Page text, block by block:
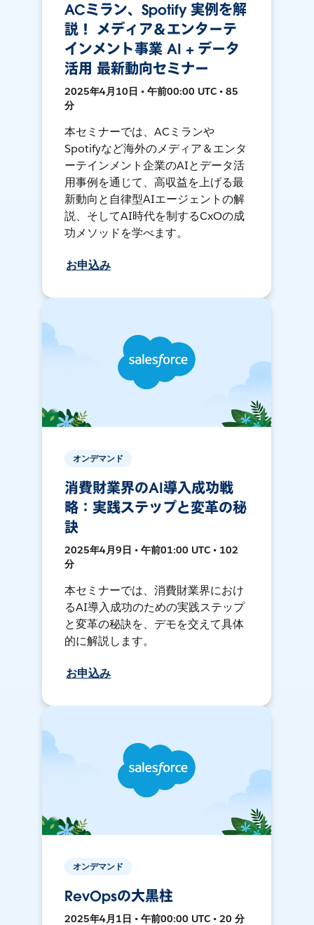
ACミラン、Spotify 実例を解
説！ メディア＆エンターテ
インメント事業 AI + データ
活用 最新動向セミナー
2025年4月10日 • 午前00:00 UTC • 85
分
本セミナーでは、ACミランや
Spotifyなど海外のメディア＆エンタ
ーテインメント企業のAIとデータ活
用事例を通じて、高収益を上げる最
新動向と自律型AIエージェントの解
説、そしてAI時代を制するCxOの成
功メソッドを学べます。
お申込み
オンデマンド
消費財業界のAI導入成功戦
略：実践ステップと変革の秘
訣
2025年4月9日 • 午前01:00 UTC • 102
分
本セミナーでは、消費財業界におけ
るAI導入成功のための実践ステップ
と変革の秘訣を、デモを交えて具体
的に解説します。
お申込み
オンデマンド
RevOpsの大黒柱
2025年4月1日 • 午前00:00 UTC • 20 分